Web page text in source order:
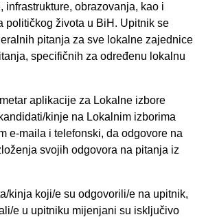
infrastrukture, obrazovanja, kao i
političkog života u BiH. Upitnik se
pitanja za sve lokalne zajednice
specifičnih za određenu lokalnu
aplikacije za Lokalne izbore
kinje na Lokalnim izborima
e-maila i telefonski, da odgovore na
svojih odgovora na pitanja iz
kinja koji/e su odgovorili/e na upitnik,
e u upitniku mijenjani su isključivo